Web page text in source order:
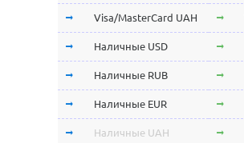
Visa/MasterCard UAH
Наличные USD
Наличные RUB
Наличные EUR
Наличные UAH